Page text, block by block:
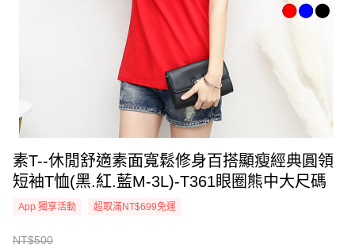
素T--休閒舒適素面寬鬆修身百搭顯瘦經典圓領
短袖T恤(黑.紅.藍M-3L)-T361眼圈熊中大尺碼
App 獨享活動 超取滿NT$699免運
NT$500